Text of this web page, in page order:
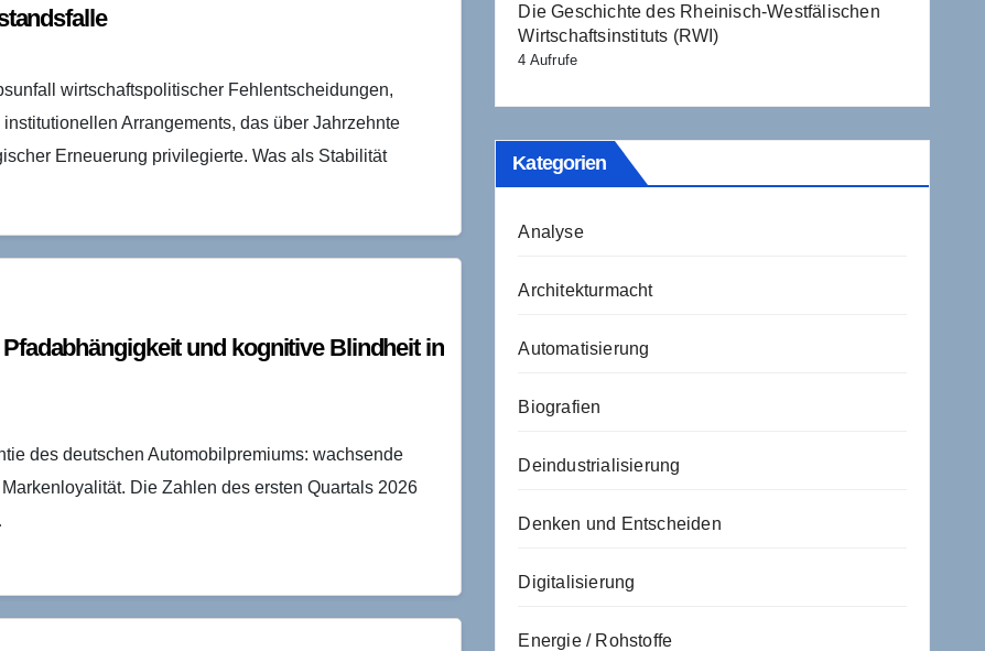
wirtschaftspolitischer Fehlentscheidungen,
Arrangements, das über Jahrzehnte
Erneuerung privilegierte. Was als Stabilität
und kognitive Blindheit in
des deutschen Automobilpremiums: wachsende
Die Zahlen des ersten Quartals 2026
Die Geschichte des Rheinisch-Westfälischen
Wirtschaftsinstituts (RWI)
4 Aufrufe
Kategorien
Analyse
Architekturmacht
Automatisierung
Biografien
Deindustrialisierung
Denken und Entscheiden
Digitalisierung
Energie / Rohstoffe